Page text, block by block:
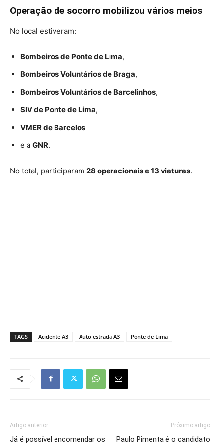
Operação de socorro mobilizou vários meios
No local estiveram:
Bombeiros de Ponte de Lima,
Bombeiros Voluntários de Braga,
Bombeiros Voluntários de Barcelinhos,
SIV de Ponte de Lima,
VMER de Barcelos
e a GNR.
No total, participaram 28 operacionais e 13 viaturas.
TAGS Acidente A3 Auto estrada A3 Ponte de Lima
Artigo anterior
Já é possível encomendar os
Próximo artigo
Paulo Pimenta é o candidato